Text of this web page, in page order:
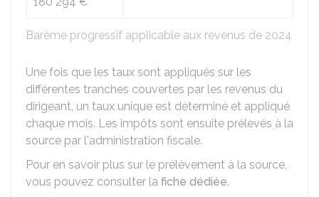
Barème progressif applicable aux revenus de 2024
Une fois que les taux sont appliqués sur les
différentes tranches couvertes par les revenus du
dirigeant, un taux unique est déterminé et appliqué
chaque mois. Les impôts sont ensuite prélevés à la
source par l'administration fiscale.
Pour en savoir plus sur le prélèvement à la source,
vous pouvez consulter la fiche dédiée.